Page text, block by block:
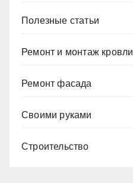
Полезные статьи
Ремонт и монтаж кровли
Ремонт фасада
Своими руками
Строительство